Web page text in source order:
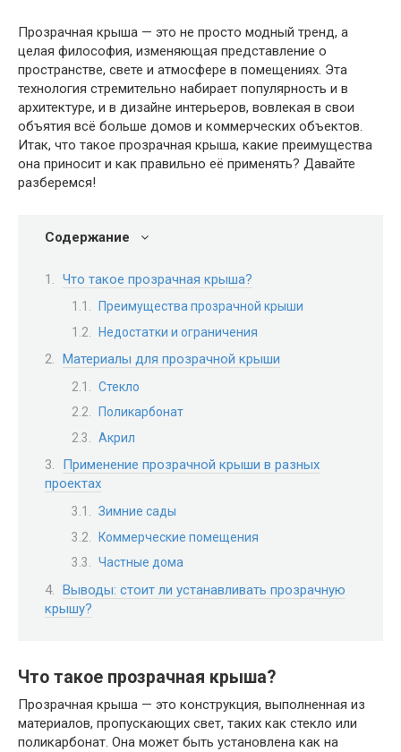
Прозрачная крыша — это не просто модный тренд, а
целая философия, изменяющая представление о
пространстве, свете и атмосфере в помещениях. Эта
технология стремительно набирает популярность и в
архитектуре, и в дизайне интерьеров, вовлекая в свои
объятия всё больше домов и коммерческих объектов.
Итак, что такое прозрачная крыша, какие преимущества
она приносит и как правильно её применять? Давайте
разберемся!
Содержание
Что такое прозрачная крыша?
Преимущества прозрачной крыши
Недостатки и ограничения
Материалы для прозрачной крыши
Стекло
Поликарбонат
Акрил
Применение прозрачной крыши в разных
проектах
Зимние сады
Коммерческие помещения
Частные дома
Выводы: стоит ли устанавливать прозрачную
крышу?
Что такое прозрачная крыша?
Прозрачная крыша — это конструкция, выполненная из
материалов, пропускающих свет, таких как стекло или
поликарбонат. Она может быть установлена как на